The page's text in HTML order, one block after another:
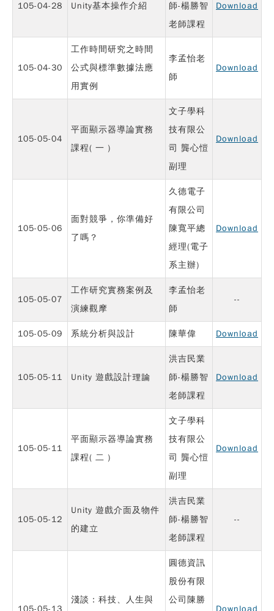
105-04-28 Unity基本操作介紹
師-楊勝智
老師課程
Download
105-04-30
工作時間研究之時間
公式與標準數據法應
用實例
李孟怡老
師
Download
105-05-04
平面顯示器導論實務
課程( 一 )
文子學科
技有限公
司 龔心愷
副理
Download
105-05-06
面對競爭，你準備好
了嗎？
久德電子
有限公司
陳寬平總
經理(電子
系主辦)
Download
105-05-07
工作研究實務案例及
演練觀摩
李孟怡老
師
--
105-05-09 系統分析與設計 陳華偉 Download
105-05-11 Unity 遊戲設計理論
洪吉民業
師-楊勝智
老師課程
Download
105-05-11
平面顯示器導論實務
課程( 二 )
文子學科
技有限公
司 龔心愷
副理
Download
105-05-12
Unity 遊戲介面及物件
的建立
洪吉民業
師-楊勝智
老師課程
--
105-05-13
淺談：科技、人生與
圓德資訊
股份有限
公司陳勝
Download